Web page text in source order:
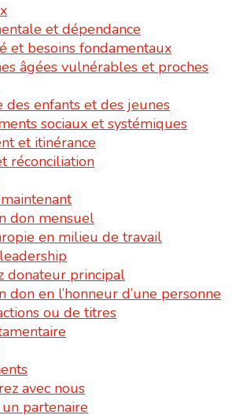
et dépendance
et besoins fondamentaux
âgées vulnérables et proches
des enfants et des jeunes
sociaux et systémiques
et itinérance
réconciliation
don mensuel
en milieu de travail
donateur principal
don en l’honneur d’une personne
ou de titres
avec nous
partenaire